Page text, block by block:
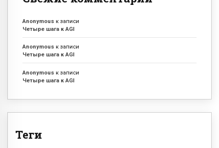
Anonymous к записи
Четыре шага к AGI
Anonymous к записи
Четыре шага к AGI
Anonymous к записи
Четыре шага к AGI
Теги